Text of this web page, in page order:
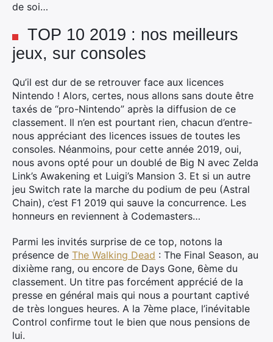
de soi…
TOP 10 2019 : nos meilleurs
jeux, sur consoles
Qu’il est dur de se retrouver face aux licences
Nintendo ! Alors, certes, nous allons sans doute être
taxés de “pro-Nintendo” après la diffusion de ce
classement. Il n’en est pourtant rien, chacun d’entre-
nous appréciant des licences issues de toutes les
consoles. Néanmoins, pour cette année 2019, oui,
nous avons opté pour un doublé de Big N avec Zelda
Link’s Awakening et Luigi’s Mansion 3. Et si un autre
jeu Switch rate la marche du podium de peu (Astral
Chain), c’est F1 2019 qui sauve la concurrence. Les
honneurs en reviennent à Codemasters…
Parmi les invités surprise de ce top, notons la
présence de The Walking Dead : The Final Season, au
dixième rang, ou encore de Days Gone, 6ème du
classement. Un titre pas forcément apprécié de la
presse en général mais qui nous a pourtant captivé
de très longues heures. A la 7ème place, l’inévitable
Control confirme tout le bien que nous pensions de
lui.